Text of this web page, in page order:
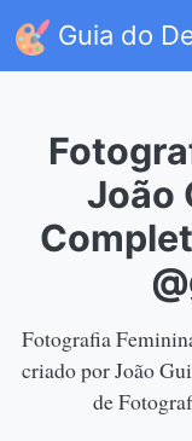
Guia do
João
Fotografia
criado por João
de